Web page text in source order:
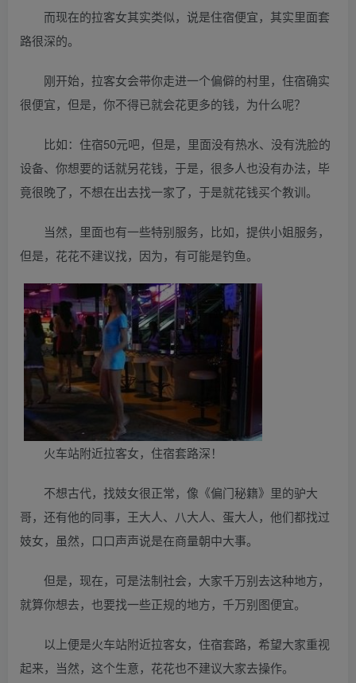
而现在的拉客女其实类似，说是住宿便宜，其实里面套
路很深的。
刚开始，拉客女会带你走进一个偏僻的村里，住宿确实
很便宜，但是，你不得已就会花更多的钱，为什么呢？
比如：住宿50元吧，但是，里面没有热水、没有洗脸的
设备、你想要的话就另花钱，于是，很多人也没有办法，毕
竟很晚了，不想在出去找一家了，于是就花钱买个教训。
当然，里面也有一些特别服务，比如，提供小姐服务，
但是，花花不建议找，因为，有可能是钓鱼。
火车站附近拉客女，住宿套路深！
不想古代，找妓女很正常，像《偏门秘籍》里的驴大
哥，还有他的同事，王大人、八大人、蛋大人，他们都找过
妓女，虽然，口口声声说是在商量朝中大事。
但是，现在，可是法制社会，大家千万别去这种地方，
就算你想去，也要找一些正规的地方，千万别图便宜。
以上便是火车站附近拉客女，住宿套路，希望大家重视
起来，当然，这个生意，花花也不建议大家去操作。